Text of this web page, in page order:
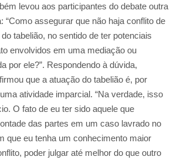
levou aos participantes do debate outra
“Como assegurar que não haja conflito de
tabelião, no sentido de ter potenciais
envolvidos em uma mediação ou
por ele?”. Respondendo à dúvida,
que a atuação do tabelião é, por
atividade imparcial. “Na verdade, isso
O fato de eu ter sido aquele que
das partes em um caso lavrado no
que eu tenha um conhecimento maior
poder julgar até melhor do que outro